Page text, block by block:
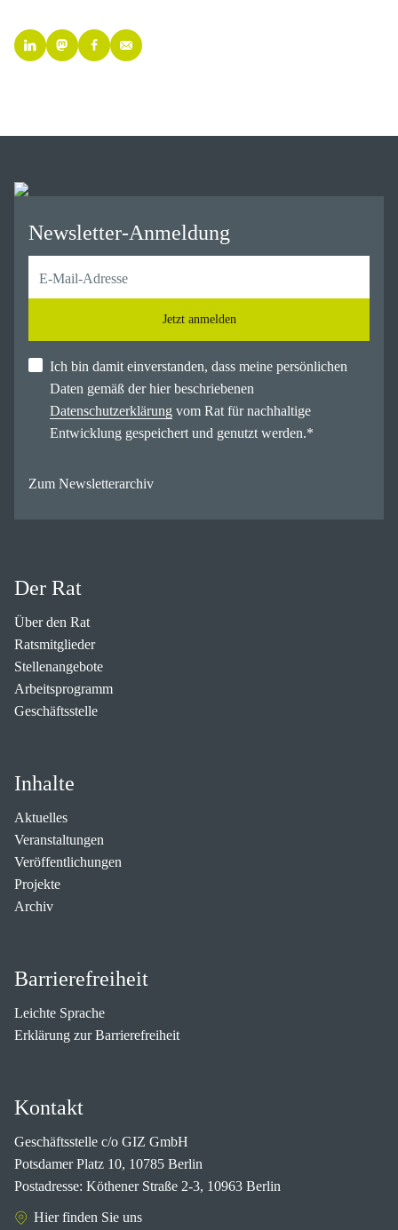
Newsletter-Anmeldung
Jetzt anmelden
Ich bin damit einverstanden, dass meine persönlichen
Daten gemäß der hier beschriebenen
Datenschutzerklärung vom Rat für nachhaltige
Entwicklung gespeichert und genutzt werden.*
Zum Newsletterarchiv
Der Rat
Über den Rat
Ratsmitglieder
Stellenangebote
Arbeitsprogramm
Geschäftsstelle
Inhalte
Aktuelles
Veranstaltungen
Veröffentlichungen
Projekte
Archiv
Barrierefreiheit
Leichte Sprache
Erklärung zur Barrierefreiheit
Kontakt
Geschäftsstelle c/o GIZ GmbH
Potsdamer Platz 10, 10785 Berlin
Postadresse: Köthener Straße 2-3, 10963 Berlin
Hier finden Sie uns